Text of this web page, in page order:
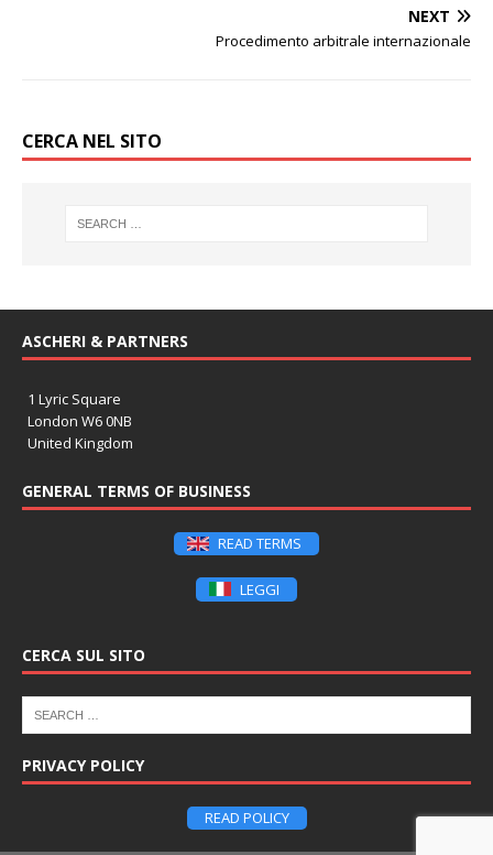
NEXT
Procedimento arbitrale internazionale
CERCA NEL SITO
ASCHERI & PARTNERS
1 Lyric Square
London W6 0NB
United Kingdom
GENERAL TERMS OF BUSINESS
READ TERMS
LEGGI
CERCA SUL SITO
PRIVACY POLICY
READ POLICY